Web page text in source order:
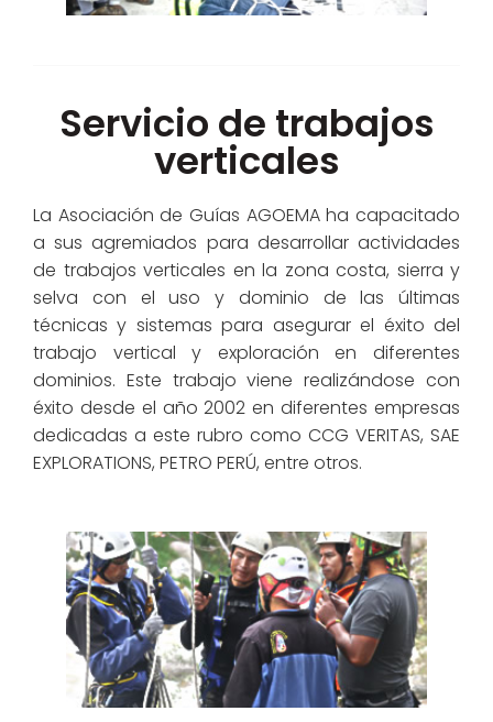
Servicio de trabajos
verticales
La Asociación de Guías AGOEMA ha capacitado
a sus agremiados para desarrollar actividades
de trabajos verticales en la zona costa, sierra y
selva con el uso y dominio de las últimas
técnicas y sistemas para asegurar el éxito del
trabajo vertical y exploración en diferentes
dominios. Este trabajo viene realizándose con
éxito desde el año 2002 en diferentes empresas
dedicadas a este rubro como CCG VERITAS, SAE
EXPLORATIONS, PETRO PERÚ, entre otros.